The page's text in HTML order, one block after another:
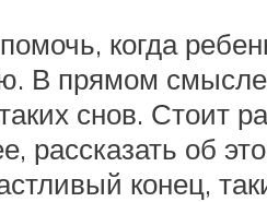
когда
В прямом
снов. Стоит
рассказать об
конец,